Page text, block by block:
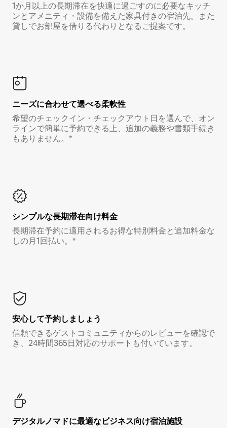
1か月以上の長期滞在を快適に過ごすのに必要なキッチ
ンとアメニティ・設備を備えた家具付きの宿泊先。また
貸しでお部屋を借りる代わりとなるご提案です。
ニーズに合わせて選べる柔軟性
希望のチェックイン・チェックアウト日を選んで、オン
ラインで簡単に予約できる上、追加の義務や書類手続き
もありません。*
シンプルな長期滞在向け料金
長期滞在予約に適用されるお得な特別料金と追加料金な
しの月1回払い。*
安心して予約しましょう
信頼できるゲストコミュニティからのレビューを確認で
き、24時間365日対応のサポートも付いています。
デジタルノマド⁠に最⁠適⁠なビ⁠ジ⁠ネ⁠ス⁠向⁠け宿⁠泊⁠施⁠設